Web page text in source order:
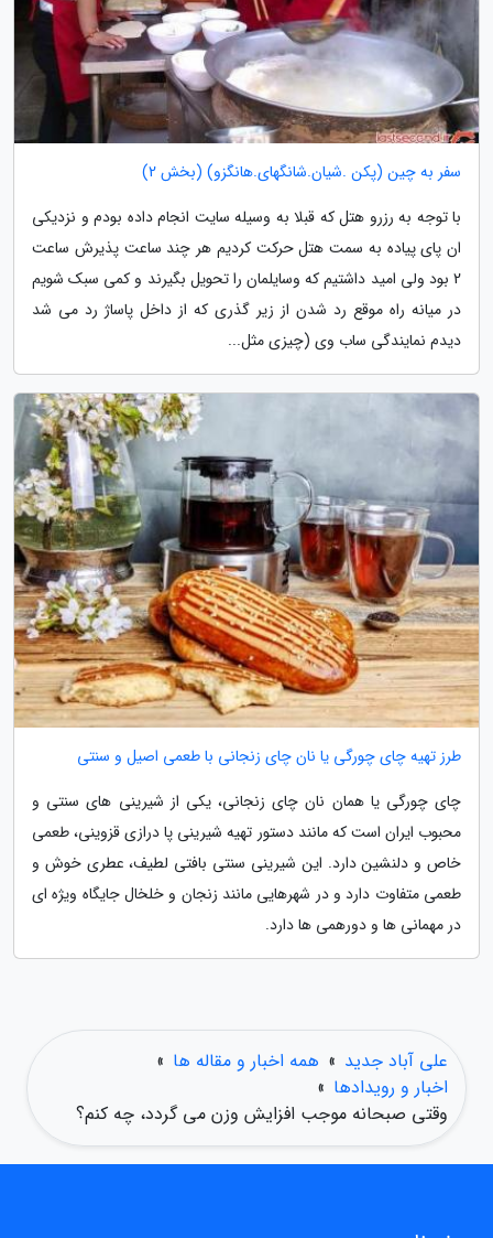
سفر به چین (پکن .شیان.شانگهای.هانگزو) (بخش 2)
با توجه به رزرو هتل که قبلا به وسیله سایت انجام داده بودم و نزدیکی
ان پای پیاده به سمت هتل حرکت کردیم هر چند ساعت پذیرش ساعت
2 بود ولی امید داشتیم که وسایلمان را تحویل بگیرند و کمی سبک شویم
در میانه راه موقع رد شدن از زیر گذری که از داخل پاساژ رد می شد
دیدم نمایندگی ساب وی (چیزی مثل...
طرز تهیه چای چورگی یا نان چای زنجانی با طعمی اصیل و سنتی
چای چورگی یا همان نان چای زنجانی، یکی از شیرینی های سنتی و
محبوب ایران است که مانند دستور تهیه شیرینی پا درازی قزوینی، طعمی
خاص و دلنشین دارد. این شیرینی سنتی بافتی لطیف، عطری خوش و
طعمی متفاوت دارد و در شهرهایی مانند زنجان و خلخال جایگاه ویژه ای
در مهمانی ها و دورهمی ها دارد.
علی آباد جدید » همه اخبار و مقاله ها »
اخبار و رویدادها »
وقتی صبحانه موجب افزایش وزن می گردد، چه کنم؟